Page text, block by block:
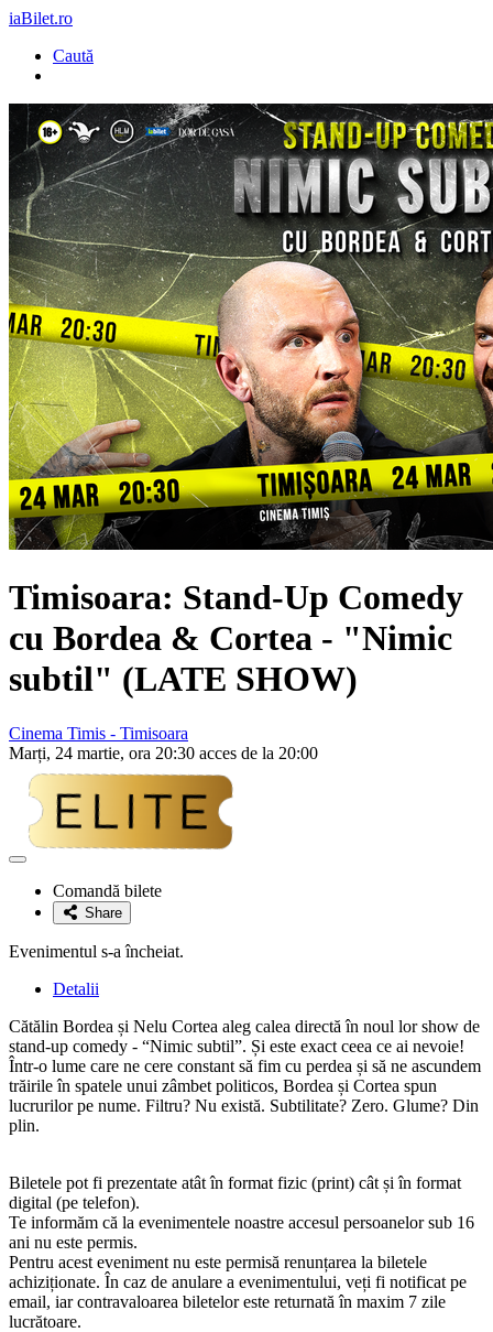
iaBilet.ro
Caută
Timisoara: Stand-Up Comedy
cu Bordea & Cortea - "Nimic
subtil" (LATE SHOW)
Cinema Timis - Timisoara
Marți, 24 martie, ora 20:30 acces de la 20:00
Adaugă
favoriteComandă bilete
Share
Evenimentul s-a încheiat.
Detalii
Cătălin Bordea și Nelu Cortea aleg calea directă în noul lor show de
stand-up comedy - “Nimic subtil”. Și este exact ceea ce ai nevoie!
Într-o lume care ne cere constant să fim cu perdea și să ne ascundem
trăirile în spatele unui zâmbet politicos, Bordea și Cortea spun
lucrurilor pe nume. Filtru? Nu există. Subtilitate? Zero. Glume? Din
plin.
Biletele pot fi prezentate atât în format fizic (print) cât și în format
digital (pe telefon).
Te informăm că la evenimentele noastre accesul persoanelor sub 16
ani nu este permis.
Pentru acest eveniment nu este permisă renunțarea la biletele
achiziționate. În caz de anulare a evenimentului, veți fi notificat pe
email, iar contravaloarea biletelor este returnată în maxim 7 zile
lucrătoare.